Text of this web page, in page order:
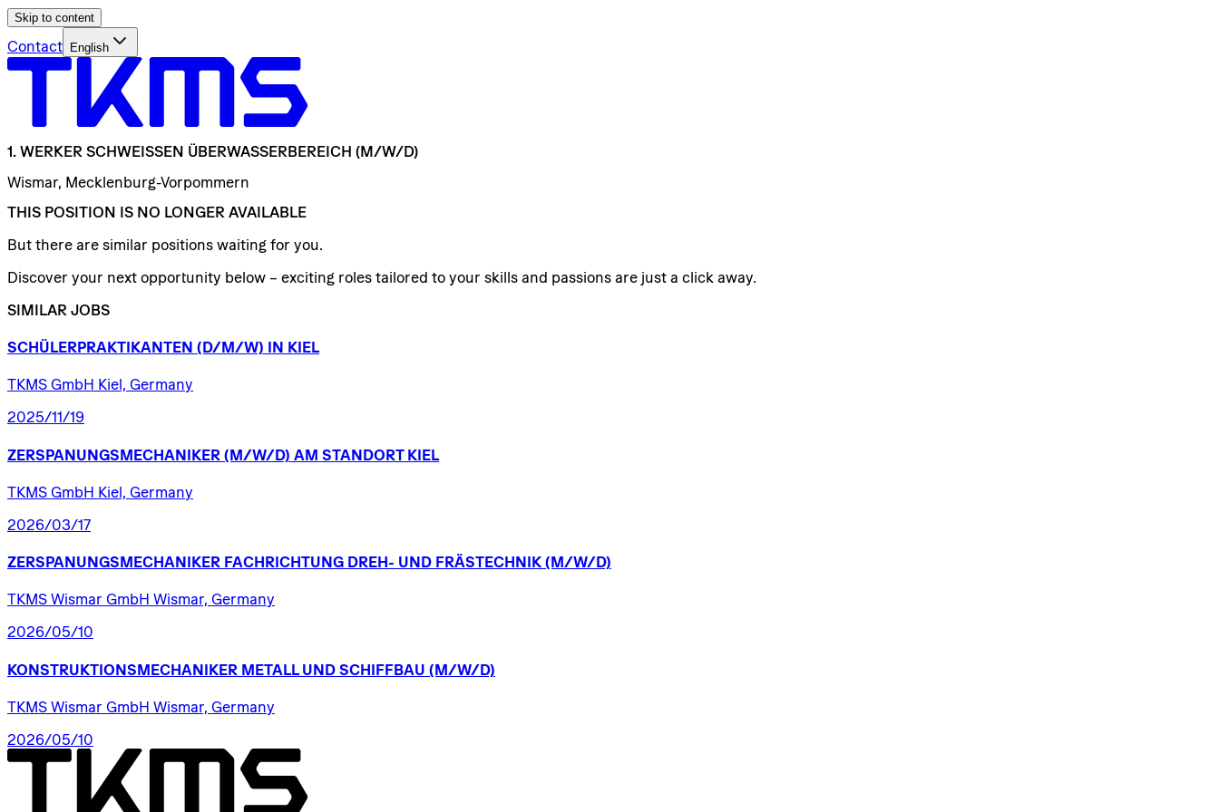
Skip to content
Contact English
1. WERKER SCHWEISSEN ÜBERWASSERBEREICH (M/W/D)
Wismar, Mecklenburg-Vorpommern
THIS POSITION IS NO LONGER AVAILABLE
But there are similar positions waiting for you.
Discover your next opportunity below – exciting roles tailored to your skills and passions are just a click away.
SIMILAR JOBS
SCHÜLERPRAKTIKANTEN (D/​M/​W) IN KIEL
TKMS GmbH Kiel, Germany
2025/11/19
ZERSPANUNGSMECHANIKER (M/W/D) AM STANDORT KIEL
TKMS GmbH Kiel, Germany
2026/03/17
ZERSPANUNGSMECHANIKER FACHRICHTUNG DREH- UND FRÄSTECHNIK (M/W/D)
TKMS Wismar GmbH Wismar, Germany
2026/05/10
KONSTRUKTIONSMECHANIKER METALL UND SCHIFFBAU (M/W/D)
TKMS Wismar GmbH Wismar, Germany
2026/05/10